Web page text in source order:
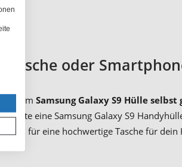
oder
am Samsung Galaxy S9 Hülle selbst
eine Samsung Galaxy S9
dich für eine hochwertige Tasche für dein